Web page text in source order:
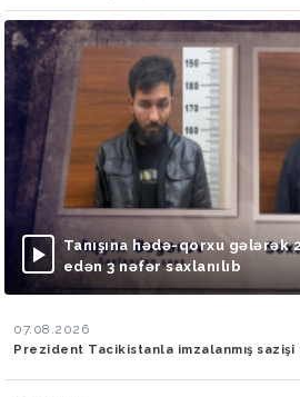
Tanışına hədə-qorxu gələrək
edən 3 nəfər saxlanılıb
07.08.2026
Prezident Tacikistanla imzalanmış